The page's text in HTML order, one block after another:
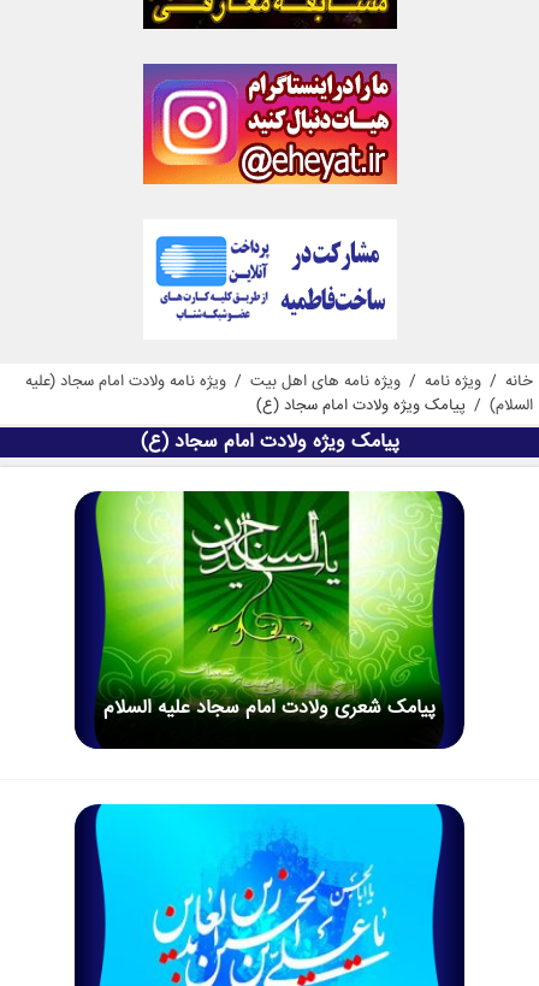
خانه / ویژه نامه / ویژه نامه های اهل بیت / ویژه نامه ولادت امام سجاد (علیه
السلام) / پیامک ویژه ولادت امام سجاد (ع)
پیامک ویژه ولادت امام سجاد (ع)
پیامک شعری ولادت امام سجاد علیه السلام